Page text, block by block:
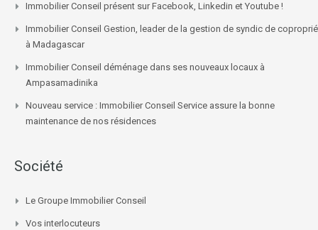
Immobilier Conseil présent sur Facebook, Linkedin et Youtube !
Immobilier Conseil Gestion, leader de la gestion de syndic de
à Madagascar
Immobilier Conseil déménage dans ses nouveaux locaux à
Ampasamadinika
Nouveau service : Immobilier Conseil Service assure la bonne
maintenance de nos résidences
Société
Le Groupe Immobilier Conseil
Vos interlocuteurs